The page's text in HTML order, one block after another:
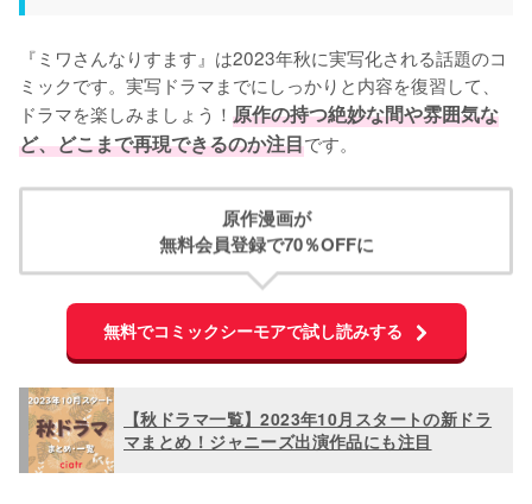
『ミワさんなりすます』は2023年秋に実写化される話題のコ
ミックです。実写ドラマまでにしっかりと内容を復習して、
ドラマを楽しみましょう！ 原作の持つ絶妙な間や雰囲気な
ど、どこまで再現できるのか注目です。
原作漫画が
無料会員登録で70％OFFに
無料でコミックシーモアで試し読みする
【秋ドラマ一覧】2023年10月スタートの新ドラ
マまとめ！ジャニーズ出演作品にも注目